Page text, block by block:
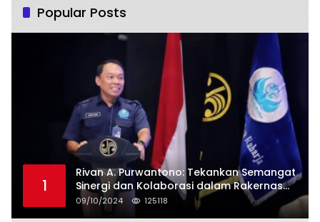
Popular Posts
1
Rivan A. Purwantono: Tekankan Semangat
Sinergi dan Kolaborasi dalam Rakernas
Serikat Pekerja Jasa Raharja
09/10/2024 125118